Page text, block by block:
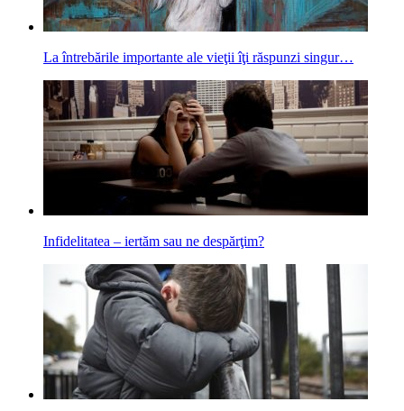
La întrebările importante ale vieţii îţi răspunzi singur…
Infidelitatea – iertăm sau ne despărţim?